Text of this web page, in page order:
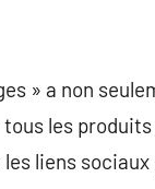
» a non
tous les
liens